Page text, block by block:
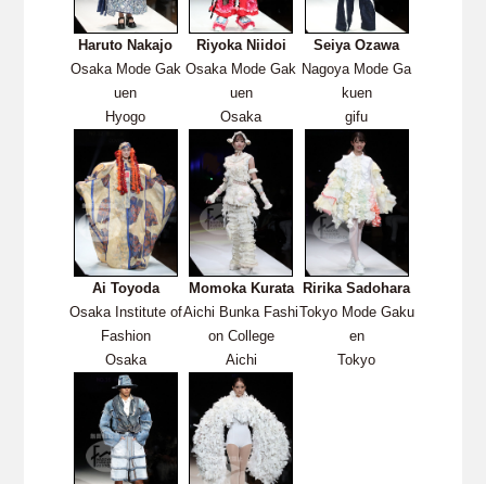
Haruto Nakajo
Osaka Mode Gak
uen
Hyogo
Riyoka Niidoi
Osaka Mode Gak
uen
Osaka
Seiya Ozawa
Nagoya Mode Ga
kuen
gifu
Ai Toyoda
Osaka Institute of
Fashion
Osaka
Momoka Kurata
Aichi Bunka Fashi
on College
Aichi
Ririka Sadohara
Tokyo Mode Gaku
en
Tokyo